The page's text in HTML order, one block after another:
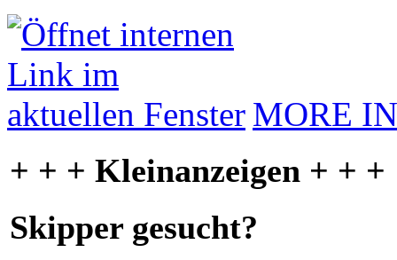
MORE
+ + + Kleinanzeigen + + +
Skipper gesucht?